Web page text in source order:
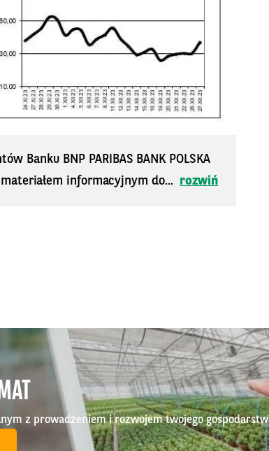
Banku BNP PARIBAS BANK POLSKA
informacyjnym do... rozwiń
z prowadzeniem i rozwojem twojego